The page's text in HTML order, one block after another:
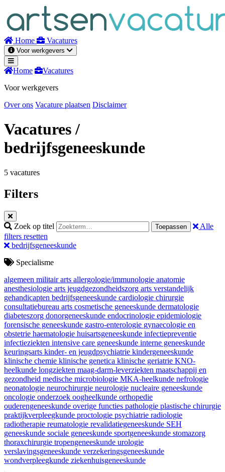
inhoud
Home Vacatures
Voor werkgevers
Home
Vacatures
Voor werkgevers
Over ons Vacature plaatsen Disclaimer
Vacatures/
bedrijfsgeneeskunde
5 vacatures
Filters
Zoek op titel Toepassen
Alle
filters resetten
bedrijfsgeneeskunde
Specialisme
algemeen militair arts allergologie/immunologie anatomie
anesthesiologie arts jeugdgezondheidszorg arts verstandelijk
gehandicapten bedrijfsgeneeskunde cardiologie chirurgie
consultatiebureau arts cosmetische geneeskunde dermatologie
diabeteszorg donorgeneeskunde endocrinologie epidemiologie
forensische geneeskunde gastro-enterologie gynaecologie en
obstetrie haematologie huisartsgeneeskunde infectiepreventie
infectieziekten intensive care geneeskunde interne geneeskunde
keuringsarts kinder- en jeugdpsychiatrie kindergeneeskunde
klinische chemie klinische genetica klinische geriatrie KNO-
heelkunde longziekten maag-darm-leverziekten maatschappij en
gezondheid medische microbiologie MKA-heelkunde nefrologie
neonatologie neurochirurgie neurologie nucleaire geneeskunde
oncologie onderzoek oogheelkunde orthopedie
ouderengeneeskunde overige functies pathologie plastische chirurgie
praktijkverpleegkunde proctologie psychiatrie radiologie
radiotherapie reumatologie revalidatiegeneeskunde SEH
geneeskunde sociale geneeskunde sportgeneeskunde stomazorg
thoraxchirurgie tropengeneeskunde urologie
verslavingsgeneeskunde verzekeringsgeneeskunde
wondverpleegkunde ziekenhuisgeneeskunde